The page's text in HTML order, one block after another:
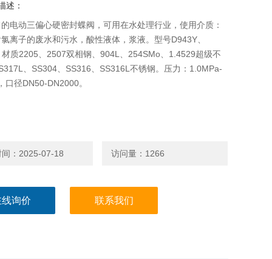
述：
电动三偏心硬密封蝶阀，可用在水处理行业，使用介质：
离子的废水和污水，酸性液体，浆液。型号D943Y、
质2205、2507双相钢、904L、254SMo、1.4529超级不
、SS304、SS316、SS316L不锈钢。压力：1.0MPa-
口径DN50-DN2000。
间：2025-07-18 访问量：1266
询价 联系我们